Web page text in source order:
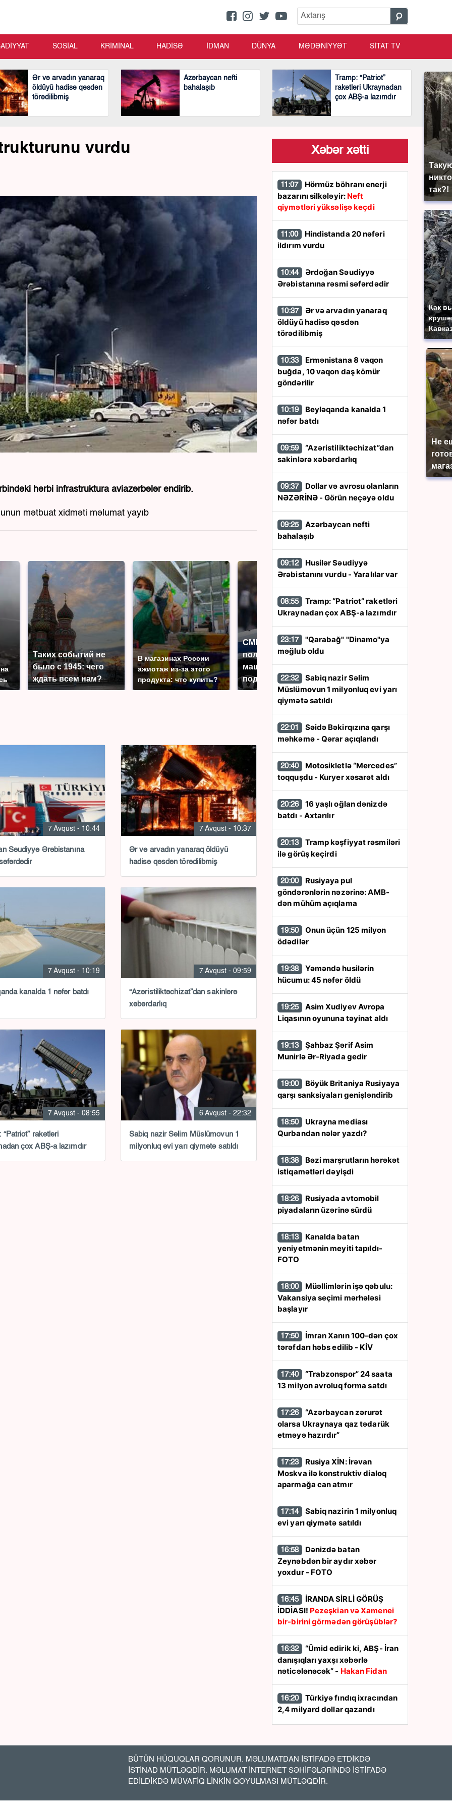
так?!
Как
Не
SOSİAL KRİMİNAL HADİSƏ İDMAN DÜNYA MƏDƏNİYYƏT SİTAT TV
Ər və arvadın yanaraq
öldüyü hadisə qəsdən
törədilibmiş
Azərbaycan nefti
bahalaşıb
Tramp: “Patriot”
raketləri Ukraynadan
çox ABŞ-a lazımdır
vurdu
hərbi infrastruktura aviazərbələr endirib.
mətbuat xidməti məlumat yayıb
Таких событий не
было с 1945: чего
ждать всем нам?
В магазинах России
ажиотаж из-за этого
продукта: что купить?
СМИ: В Химках на
полицейскую
машину напали и
подожгли.
президентов США и
России: Европа?
7 Avqust - 10:44
Səudiyyə Ərəbistanına
7 Avqust - 10:37
Ər və arvadın yanaraq öldüyü
hadisə qəsdən törədilibmiş
7 Avqust - 10:19
kanalda 1 nəfər batdı
7 Avqust - 09:59
“Azəristiliktəchizat”dan sakinlərə
xəbərdarlıq
7 Avqust - 08:55
“Patriot” raketləri
çox ABŞ-a lazımdır
6 Avqust - 22:32
Sabiq nazir Səlim Müslümovun 1
milyonluq evi yarı qiymətə satıldı
Xəbər xətti
11:07
bazarını silkələyir: Neft
qiymətləri yüksəlişə keçdi
11:00
ildırım vurdu
10:44
Ərəbistanına rəsmi səfərdədir
10:37
öldüyü hadisə qəsdən
törədilibmiş
10:33
buğda, 10 vaqon daş kömür
göndərilir
10:19
nəfər batdı
09:59
sakinlərə xəbərdarlıq
09:37
NƏZƏRİNƏ - Görün neçəyə oldu
09:25
bahalaşıb
09:12
Ərəbistanını vurdu - Yaralılar var
08:55
Ukraynadan çox ABŞ-a lazımdır
23:17
məğlub oldu
22:32
Müslümovun 1 milyonluq evi yarı
qiymətə satıldı
22:01
məhkəmə - Qərar açıqlandı
20:40
toqquşdu - Kuryer xəsarət aldı
20:26
batdı - Axtarılır
20:13
ilə görüş keçirdi
20:00
göndərənlərin nəzərinə: AMB-
dən mühüm açıqlama
19:50
ödədilər
19:38
hücumu: 45 nəfər öldü
19:25
Liqasının oyununa təyinat aldı
19:13
Munirlə Ər-Riyada gedir
19:00
qarşı sanksiyaları genişləndirib
18:50
Qurbandan nələr yazdı?
18:38
istiqamətləri dəyişdi
18:26
piyadaların üzərinə sürdü
18:13
yeniyetmənin meyiti tapıldı-
FOTO
18:00
Vakansiya seçimi mərhələsi
başlayır
17:50
tərəfdarı həbs edilib - KİV
17:40
13 milyon avroluq forma satdı
17:26
olarsa Ukraynaya qaz tədarük
etməyə hazırdır”
17:23
Moskva ilə konstruktiv dialoq
aparmağa can atmır
17:14
evi yarı qiymətə satıldı
16:58
Zeynəbdən bir aydır xəbər
yoxdur - FOTO
16:45
İDDİASI! Pezeşkian və Xamenei
bir-birini görmədən görüşüblər?
16:32
danışıqları yaxşı xəbərlə
nəticələnəcək” - Hakan Fidan
16:20
2,4 milyard dollar qazandı
nələri müzakirə edib? - Fotolar
16:03
Məleykə Abbaszadə
abituriyentlərə çağırış etdi
BÜTÜN HÜQUQLAR QORUNUR. MƏLUMATDAN İSTİFADƏ ETDİKDƏ
İSTİNAD MÜTLƏQDİR. MƏLUMAT İNTERNET SƏHİFƏLƏRİNDƏ İSTİFADƏ
EDİLDİKDƏ MÜVAFİQ LİNKİN QOYULMASI MÜTLƏQDİR.